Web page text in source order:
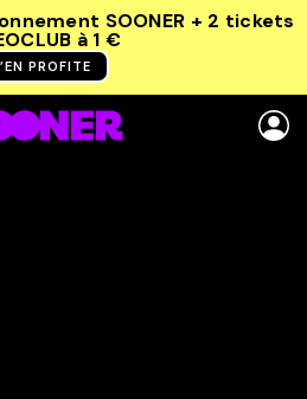
SOONER + 2 tickets
à 1 €
PROFITE